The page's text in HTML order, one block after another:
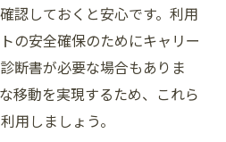
認しておくと安心です。利用
の安全確保のためにキャリー
断書が必要な場合もありま
移動を実現するため、これら
用しましょう。